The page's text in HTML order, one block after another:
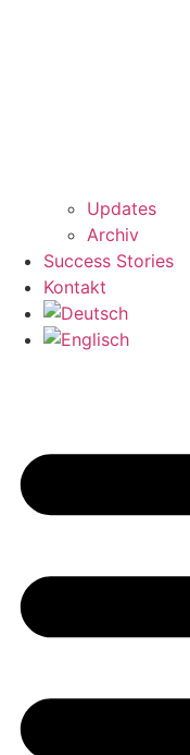
Updates
Archiv
Success Stories
Kontakt